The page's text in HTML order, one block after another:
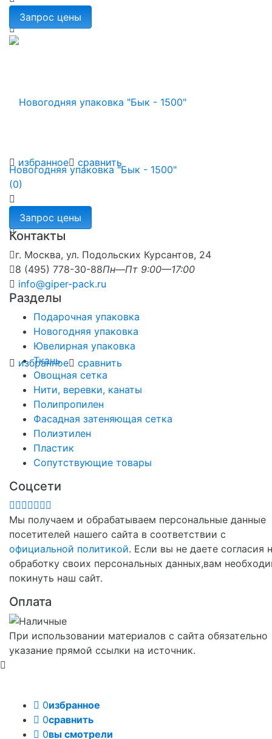
избранное сравнить
избранное сравнить
Новогодняя упаковка "Бык - 1500"
(0)
Контакты
г. Москва, ул. Подольских Курсантов, 24
8 (495) 778-30-88Пн—Пт 9:00—17:00
info@giper-pack.ru
Разделы
Подарочная упаковка
Новогодняя упаковка
Ювелирная упаковка
Ткань
Овощная сетка
Нити, веревки, канаты
Полипропилен
Фасадная затеняющая сетка
Полиэтилен
Пластик
Сопутствующие товары
Соцсети
Мы получаем и обрабатываем персональные данные
посетителей нашего сайта в соответствии с
официальной политикой. Если вы не даете согласия
обработку своих персональных данных,вам
покинуть наш сайт.
Оплата
При использовании материалов с сайта обязательно
указание прямой ссылки на источник.
0избранное
0сравнить
0вы смотрели